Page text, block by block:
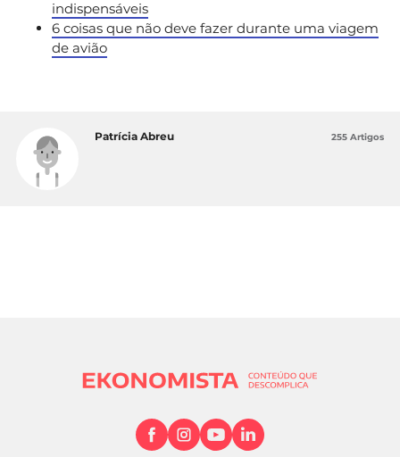
indispensáveis
6 coisas que não deve fazer durante uma viagem
de avião
Patrícia Abreu 255 Artigos